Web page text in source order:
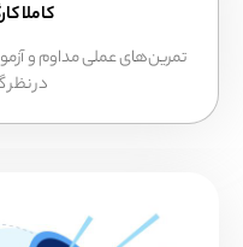
کاملا کارگاهی و
عملی مداوم و آزمون پایان
در نظر گرفته شده